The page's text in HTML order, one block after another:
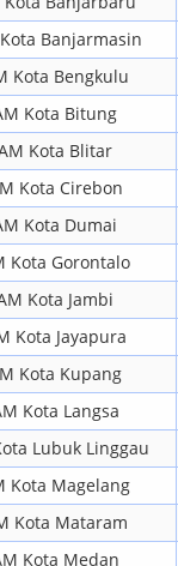
Banjarmasin
Kota Bengkulu
Kota Bitung
Kota Blitar
Kota Cirebon
Kota Dumai
Kota Gorontalo
Kota Jambi
Kota Jayapura
Kota Kupang
Kota Langsa
Lubuk Linggau
Kota Magelang
Kota Mataram
Kota Medan